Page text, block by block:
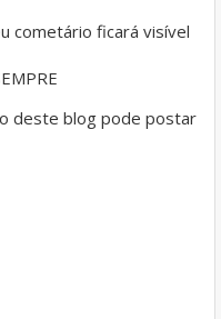
cometário ficará visível
deste blog pode postar